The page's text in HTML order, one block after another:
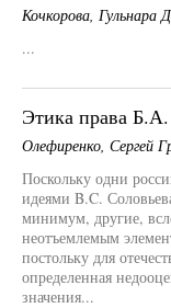
Кочкорова, Гульнара
...
Этика права Б.А.
Олефиренко, Сергей
Поскольку одни
идеями B.C.
минимум, другие,
неотъемлемым
постольку для
определенная
значения...